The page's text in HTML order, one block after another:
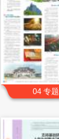
04 专题